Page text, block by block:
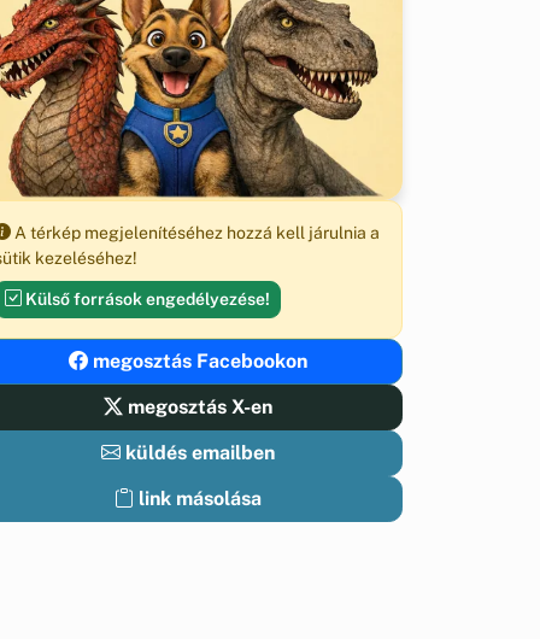
A térkép megjelenítéséhez hozzá kell járulnia a
kezeléséhez!
Külső források engedélyezése!
megosztás Facebookon
megosztás X-en
küldés emailben
link másolása